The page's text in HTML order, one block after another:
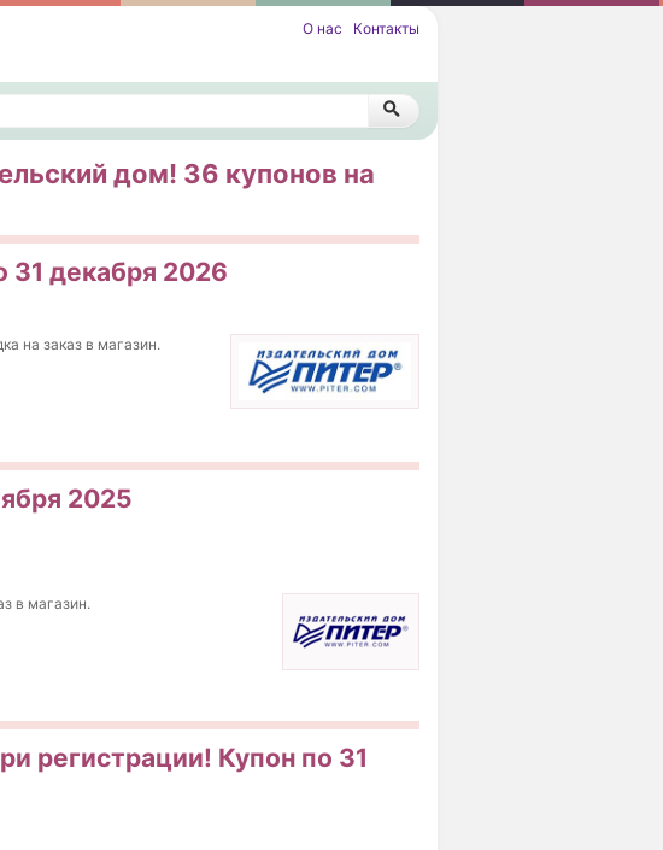
О нас Контакты
дом! 36 купонов на
31 декабря 2026
на заказ в магазин.
2025
в магазин.
регистрации! Купон по 31